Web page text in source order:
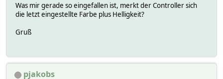
Was mir gerade so eingefallen ist, merkt der Controller sich
die letzt eingestellte Farbe plus Helligkeit?
Gruß
pjakobs